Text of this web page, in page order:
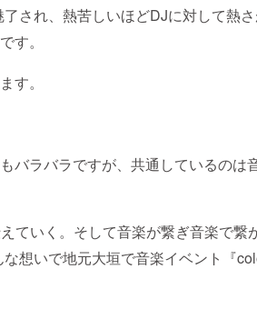
され、熱苦しいほどDJに対して熱
す。
す。
バラバラですが、共通しているのは
ていく。そして音楽が繋ぎ音楽で繋
想いで地元大垣で音楽イベント『